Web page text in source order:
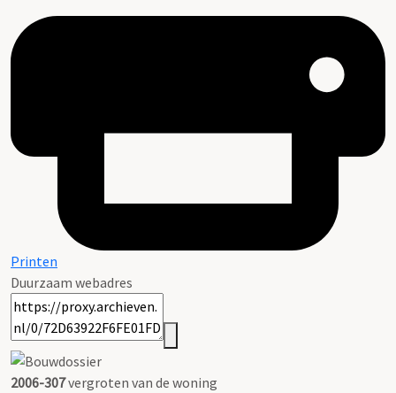
Printen
Duurzaam webadres
2006-307vergroten van de woning